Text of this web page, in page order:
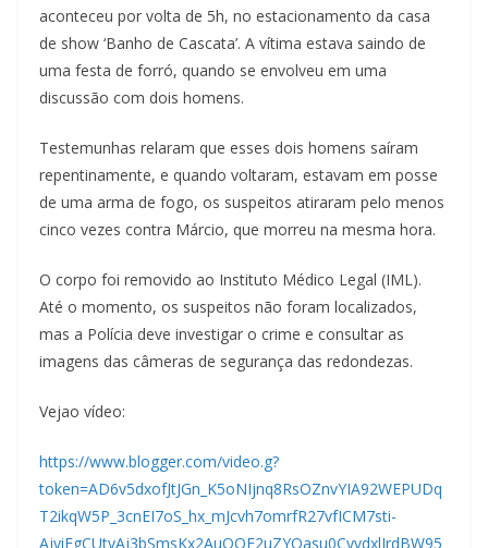
aconteceu por volta de 5h, no estacionamento da casa
de show ‘Banho de Cascata’. A vítima estava saindo de
uma festa de forró, quando se envolveu em uma
discussão com dois homens.
Testemunhas relaram que esses dois homens saíram
repentinamente, e quando voltaram, estavam em posse
de uma arma de fogo, os suspeitos atiraram pelo menos
cinco vezes contra Márcio, que morreu na mesma hora.
O corpo foi removido ao Instituto Médico Legal (IML).
Até o momento, os suspeitos não foram localizados,
mas a Polícia deve investigar o crime e consultar as
imagens das câmeras de segurança das redondezas.
Vejao vídeo:
https://www.blogger.com/video.g?
token=AD6v5dxofJtJGn_K5oNIjnq8RsOZnvYIA92WEPUDq
T2ikqW5P_3cnEI7oS_hx_mJcvh7omrfR27vfICM7sti-
AjyiFgCUtvAj3bSmsKx2AuOOE2uZYOasu0CyvdxlIrdBW95